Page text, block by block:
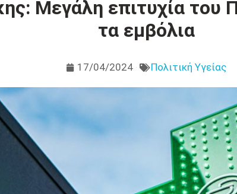
Μεγάλη επιτυχία του
τα εμβόλια
17/04/2024 Πολιτική Υγείας